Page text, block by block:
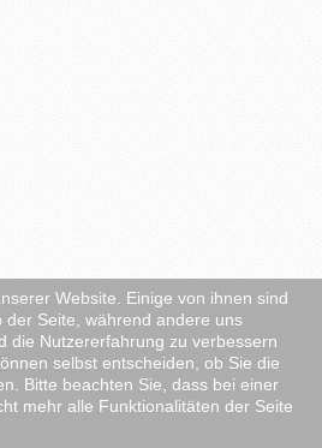
Website. Einige von ihnen sind
der Seite, während andere uns
die Nutzererfahrung zu verbessern
selbst entscheiden, ob Sie die
Bitte beachten Sie, dass bei einer
mehr alle Funktionalitäten der Seite